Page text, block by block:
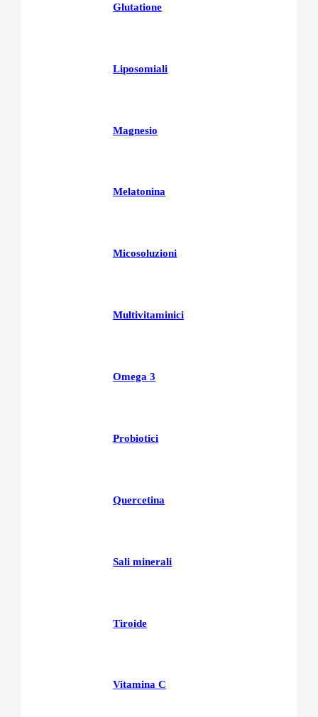
Glutatione
Liposomiali
Magnesio
Melatonina
Micosoluzioni
Multivitaminici
Omega 3
Probiotici
Quercetina
Sali minerali
Tiroide
Vitamina C